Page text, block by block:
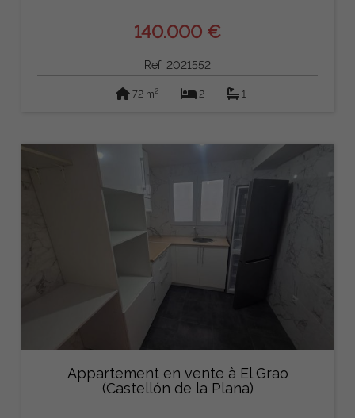
140.000 €
Ref: 2021552
72 m2 2 1
Appartement en vente à El Grao
(Castellón de la Plana)